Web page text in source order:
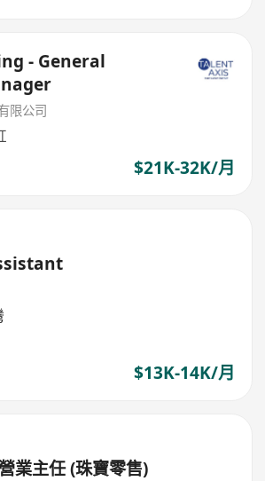
- General
限公司
$21K-32K/月
$13K-14K/月
業主任 (珠寶零售)